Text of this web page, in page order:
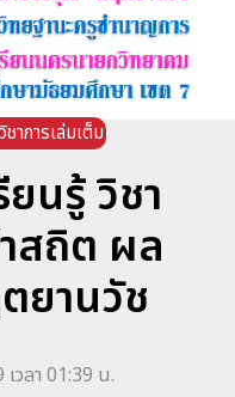
าการเล่มเต็ม
นรู้ วิชา
สถิต ผล
ยานวัช
วลา 01:39 น.